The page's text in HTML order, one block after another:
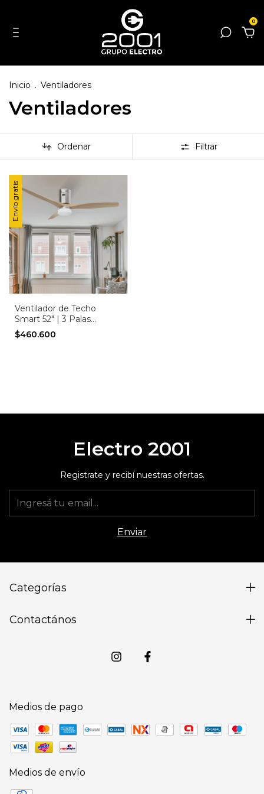
0
Inicio . Ventiladores
Ventiladores
Ordenar Filtrar
Envío gratis
Ventilador de Techo
Smart 52" | 3 Palas
Madera | 6 Velocidades |
Control Remoto
$460.600
Electro 2001
Registrate y recibí nuestras ofertas.
Categorías
Contactános
Medios de pago
Medios de envío